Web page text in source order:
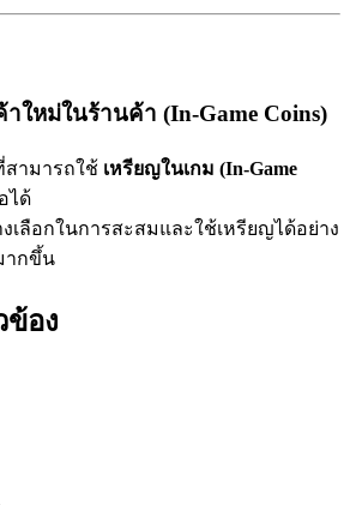
าใหม่ในร้านค้า (In-Game Coins)
สามารถใช้ เหรียญในเกม (In-Game
ได้
เลือกในการสะสมและใช้เหรียญได้อย่าง
ากขึ้น
ข้อง